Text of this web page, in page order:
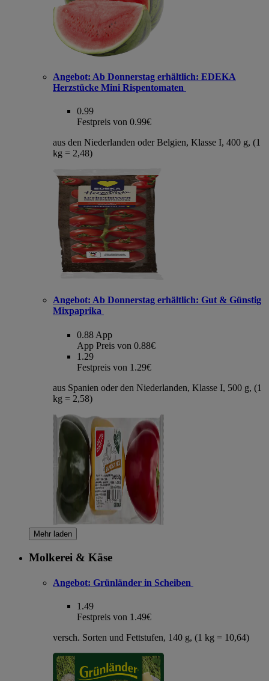
Angebot: Ab Donnerstag erhältlich: EDEKA
Herzstücke Mini Rispentomaten
0.99
Festpreis von 0.99€
aus den Niederlanden oder Belgien, Klasse I, 400 g, (1
kg = 2,48)
Angebot: Ab Donnerstag erhältlich: Gut & Günstig
Mixpaprika
0.88 App
App Preis von 0.88€
1.29
Festpreis von 1.29€
aus Spanien oder den Niederlanden, Klasse I, 500 g, (1
kg = 2,58)
Mehr laden
Molkerei & Käse
Angebot: Grünländer in Scheiben
1.49
Festpreis von 1.49€
versch. Sorten und Fettstufen, 140 g, (1 kg = 10,64)